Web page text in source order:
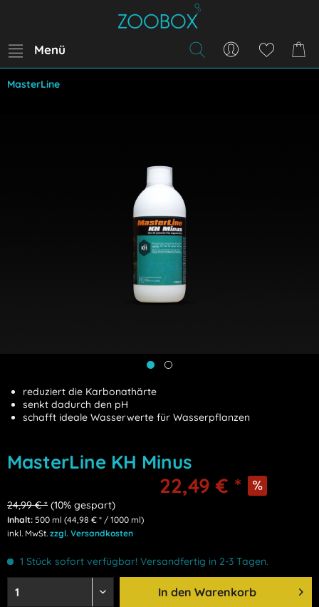
Menü
MasterLine
reduziert die Karbonathärte
senkt dadurch den pH
schafft ideale Wasserwerte für Wasserpflanzen
MasterLine KH Minus
22,49 € *
24,99 € * (10% gespart)
Inhalt: 500 ml (44,98 € * / 1000 ml)
inkl. MwSt. zzgl. Versandkosten
1 Stück sofort verfügbar! Versandfertig in 2-3 Tagen.
In den Warenkorb